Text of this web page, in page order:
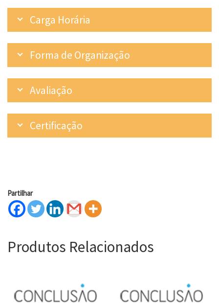
Carga Horária
Forma de Organização
Avaliação
Certificação
Partilhar
Produtos Relacionados